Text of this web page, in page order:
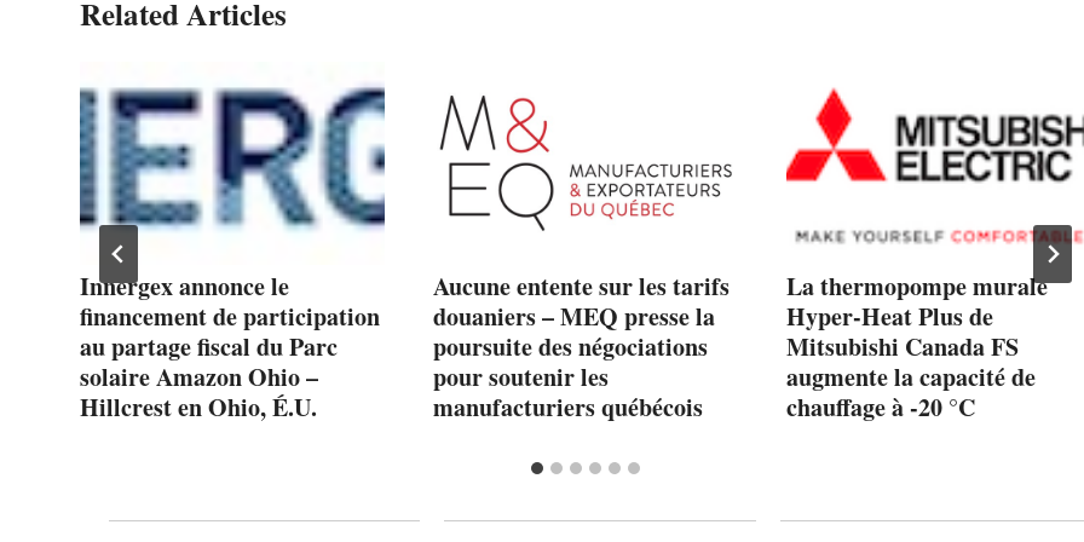
Related Articles
Innergex annonce le
financement de participation
au partage fiscal du Parc
solaire Amazon Ohio –
Hillcrest en Ohio, É.U.
Aucune entente sur les tarifs
douaniers – MEQ presse la
poursuite des négociations
pour soutenir les
manufacturiers québécois
La thermopompe murale
Hyper-Heat Plus de
Mitsubishi Canada FS
augmente la capacité de
chauffage à -20 °C